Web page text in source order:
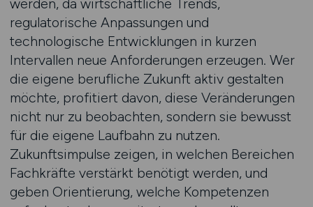
werden, da wirtschaftliche Trends,
regulatorische Anpassungen und
technologische Entwicklungen in kurzen
Intervallen neue Anforderungen erzeugen. Wer
die eigene berufliche Zukunft aktiv gestalten
möchte, profitiert davon, diese Veränderungen
nicht nur zu beobachten, sondern sie bewusst
für die eigene Laufbahn zu nutzen.
Zukunftsimpulse zeigen, in welchen Bereichen
Fachkräfte verstärkt benötigt werden, und
geben Orientierung, welche Kompetenzen